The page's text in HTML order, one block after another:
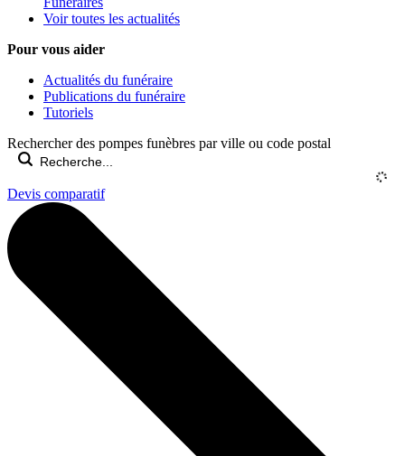
Voir toutes les actualités
Pour vous aider
Actualités du funéraire
Publications du funéraire
Tutoriels
Rechercher des pompes funèbres par ville ou code postal
Devis comparatif